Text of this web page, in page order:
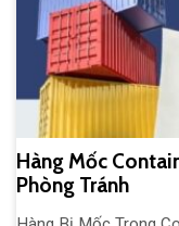
Hàng Mốc
Phòng Tránh